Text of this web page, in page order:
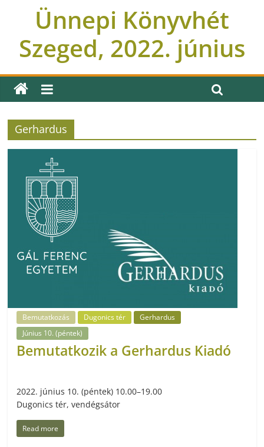
Ünnepi Könyvhét
Szeged, 2022. június
Gerhardus
Bemutatkozás Dugonics tér
Gerhardus
Június 10. (péntek)
Bemutatkozik a Gerhardus Kiadó
2022. június 10. (péntek) 10.00–19.00
Dugonics tér, vendégsátor
Read more